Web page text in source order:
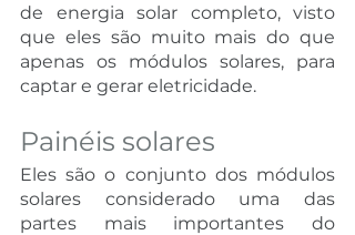
de energia solar completo, visto
que eles são muito mais do que
apenas os módulos solares, para
captar e gerar eletricidade.
Painéis solares
Eles são o conjunto dos módulos
solares considerado uma das
partes mais importantes do